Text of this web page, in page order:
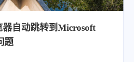
自动跳转到Microsoft
题